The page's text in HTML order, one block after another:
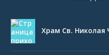
Храм Св. Николая